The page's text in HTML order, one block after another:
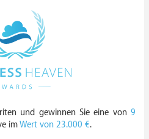
und gewinnen Sie eine von 9
imWert von 23.000 €.